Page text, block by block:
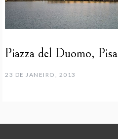
Piazza del Duomo, Pisa
23 DE JANEIRO, 2013